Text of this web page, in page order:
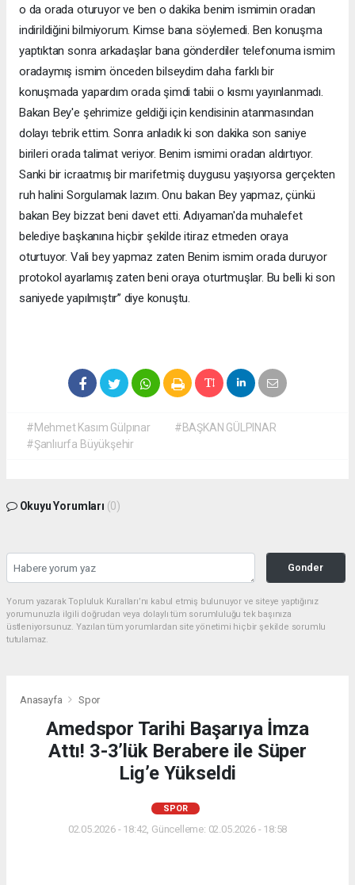
o da orada oturuyor ve ben o dakika benim ismimin oradan
indirildiğini bilmiyorum. Kimse bana söylemedi. Ben konuşma
yaptıktan sonra arkadaşlar bana gönderdiler telefonuma ismim
oradaymış ismim önceden bilseydim daha farklı bir
konuşmada yapardım orada şimdi tabii o kısmı yayınlanmadı.
Bakan Bey'e şehrimize geldiği için kendisinin atanmasından
dolayı tebrik ettim. Sonra anladık ki son dakika son saniye
birileri orada talimat veriyor. Benim ismimi oradan aldırtıyor.
Sanki bir icraatmış bir marifetmiş duygusu yaşıyorsa gerçekten
ruh halini Sorgulamak lazım. Onu bakan Bey yapmaz, çünkü
bakan Bey bizzat beni davet etti. Adıyaman'da muhalefet
belediye başkanına hiçbir şekilde itiraz etmeden oraya
oturtuyor. Vali bey yapmaz zaten Benim ismim orada duruyor
protokol ayarlamış zaten beni oraya oturtmuşlar. Bu belli ki son
saniyede yapılmıştır’’ diye konuştu.
#Mehmet Kasım Gülpınar
#BAŞKAN GÜLPINAR
#Şanlıurfa Büyükşehir
Okuyu Yorumları (0)
Gonder
Yorum yazarak Topluluk Kuralları’nı kabul etmiş bulunuyor ve siteye yaptığınız
yorumunuzla ilgili doğrudan veya dolaylı tüm sorumluluğu tek başınıza
üstleniyorsunuz. Yazılan tüm yorumlardan site yönetimi hiçbir şekilde sorumlu
tutulamaz.
Anasayfa Spor
Amedspor Tarihi Başarıya İmza
Attı! 3-3’lük Berabere ile Süper
Lig’e Yükseldi
SPOR
02.05.2026 - 18:42, Güncelleme: 02.05.2026 - 18:58